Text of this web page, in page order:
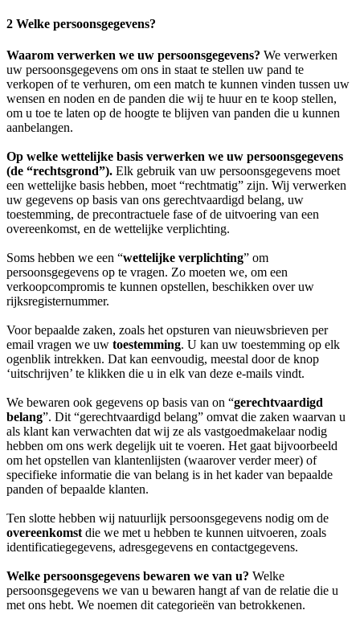
2 Welke persoonsgegevens?
Waarom verwerken we uw persoonsgegevens? We verwerken
uw persoonsgegevens om ons in staat te stellen uw pand te
verkopen of te verhuren, om een match te kunnen vinden tussen uw
wensen en noden en de panden die wij te huur en te koop stellen,
om u toe te laten op de hoogte te blijven van panden die u kunnen
aanbelangen.
Op welke wettelijke basis verwerken we uw persoonsgegevens
(de “rechtsgrond”). Elk gebruik van uw persoonsgegevens moet
een wettelijke basis hebben, moet “rechtmatig” zijn. Wij verwerken
uw gegevens op basis van ons gerechtvaardigd belang, uw
toestemming, de precontractuele fase of de uitvoering van een
overeenkomst, en de wettelijke verplichting.
Soms hebben we een “wettelijke verplichting” om
persoonsgegevens op te vragen. Zo moeten we, om een
verkoopcompromis te kunnen opstellen, beschikken over uw
rijksregisternummer.
Voor bepaalde zaken, zoals het opsturen van nieuwsbrieven per
email vragen we uw toestemming. U kan uw toestemming op elk
ogenblik intrekken. Dat kan eenvoudig, meestal door de knop
‘uitschrijven’ te klikken die u in elk van deze e-mails vindt.
We bewaren ook gegevens op basis van on “gerechtvaardigd
belang”. Dit “gerechtvaardigd belang” omvat die zaken waarvan u
als klant kan verwachten dat wij ze als vastgoedmakelaar nodig
hebben om ons werk degelijk uit te voeren. Het gaat bijvoorbeeld
om het opstellen van klantenlijsten (waarover verder meer) of
specifieke informatie die van belang is in het kader van bepaalde
panden of bepaalde klanten.
Ten slotte hebben wij natuurlijk persoonsgegevens nodig om de
overeenkomst die we met u hebben te kunnen uitvoeren, zoals
identificatiegegevens, adresgegevens en contactgegevens.
Welke persoonsgegevens bewaren we van u? Welke
persoonsgegevens we van u bewaren hangt af van de relatie die u
met ons hebt. We noemen dit categorieën van betrokkenen.